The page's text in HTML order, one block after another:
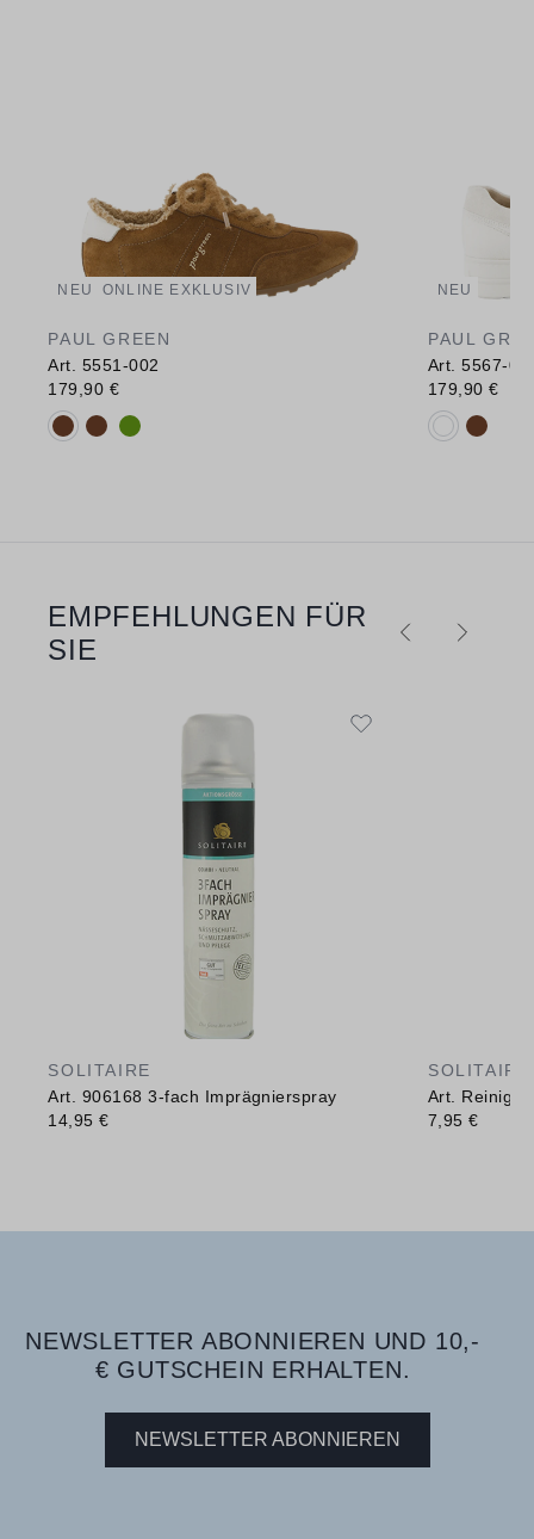
NEU ONLINE EXKLUSIV
PAUL GREEN
Art. 5551-002
179,90 €
Verfügbare Farbvarianten:
NEU
PAUL
Art. 5567-
179,90 €
Verfügbare
Produktgalerie überspringen
EMPFEHLUNGEN FÜR
SIE
SOLITAIRE
Art. 906168 3-fach Imprägnierspray
14,95 €
SOLITAIRE
Art.
7,95 €
NEWSLETTER ABONNIEREN UND 10,-
€ GUTSCHEIN ERHALTEN.
NEWSLETTER ABONNIEREN